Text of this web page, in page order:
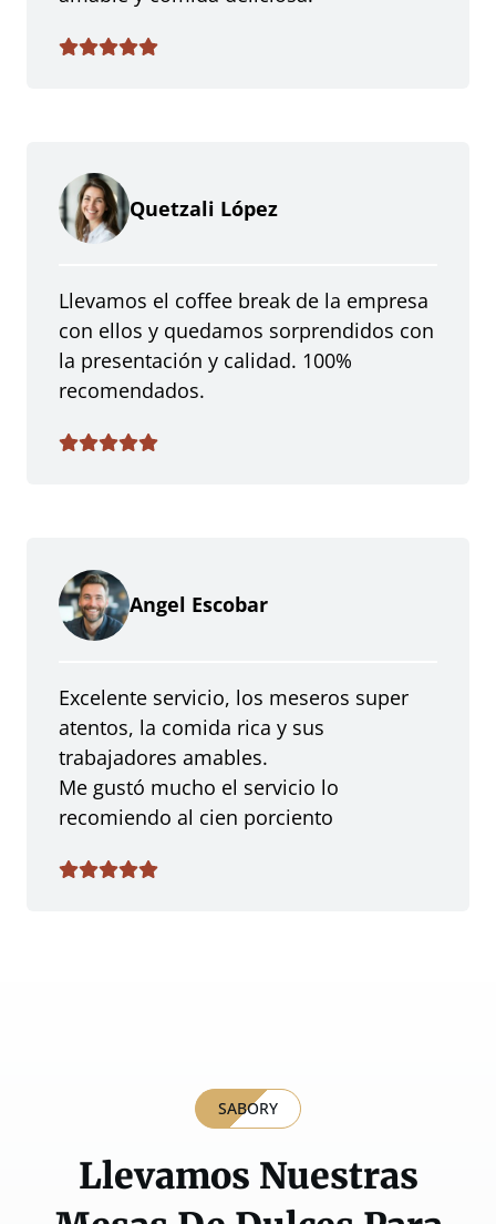
Quetzali López
Llevamos el coffee break de la empresa
con ellos y quedamos sorprendidos con
la presentación y calidad. 100%
recomendados.
Angel Escobar
Excelente servicio, los meseros super
atentos, la comida rica y sus
trabajadores amables.
Me gustó mucho el servicio lo
recomiendo al cien porciento
SABORY
Llevamos Nuestras